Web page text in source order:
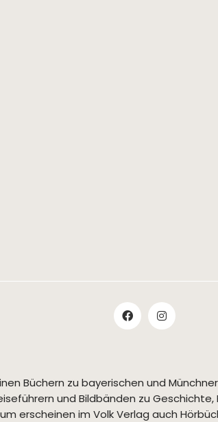
Büchern zu bayerischen und
und Bildbänden zu
erscheinen im Volk Verlag auch